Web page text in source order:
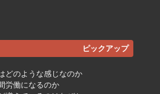
ピックアップ
どのような感じなのか
労働になるのか